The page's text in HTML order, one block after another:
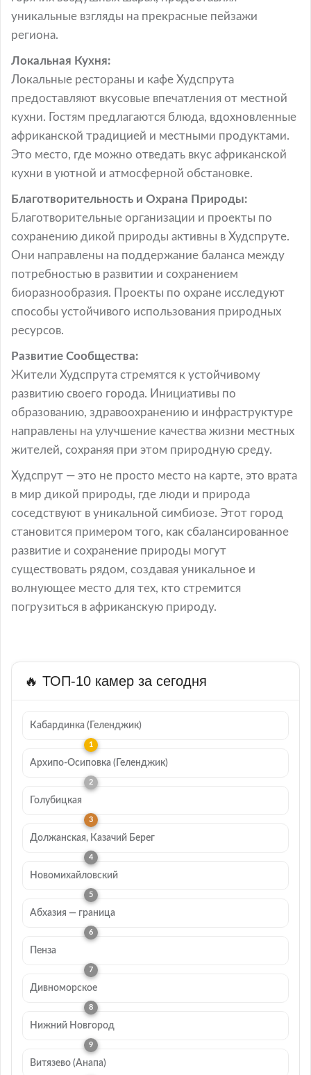
уникальные взгляды на прекрасные пейзажи
региона.
Локальная Кухня:
Локальные рестораны и кафе Худспрута
предоставляют вкусовые впечатления от местной
кухни. Гостям предлагаются блюда, вдохновленные
африканской традицией и местными продуктами.
Это место, где можно отведать вкус африканской
кухни в уютной и атмосферной обстановке.
Благотворительность и Охрана Природы:
Благотворительные организации и проекты по
сохранению дикой природы активны в Худспруте.
Они направлены на поддержание баланса между
потребностью в развитии и сохранением
биоразнообразия. Проекты по охране исследуют
способы устойчивого использования природных
ресурсов.
Развитие Сообщества:
Жители Худспрута стремятся к устойчивому
развитию своего города. Инициативы по
образованию, здравоохранению и инфраструктуре
направлены на улучшение качества жизни местных
жителей, сохраняя при этом природную среду.
Худспрут — это не просто место на карте, это врата
в мир дикой природы, где люди и природа
соседствуют в уникальной симбиозе. Этот город
становится примером того, как сбалансированное
развитие и сохранение природы могут
существовать рядом, создавая уникальное и
волнующее место для тех, кто стремится
погрузиться в африканскую природу.
🔥 ТОП-10 камер за сегодня
Кабардинка (Геленджик)
Архипо-Осиповка (Геленджик)
Голубицкая
Должанская, Казачий Берег
Новомихайловский
Абхазия — граница
Пенза
Дивноморское
Нижний Новгород
Витязево (Анапа)